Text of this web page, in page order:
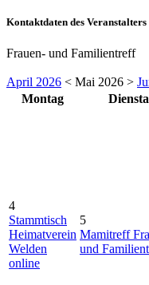
Kontaktdaten des Veranstalters
Frauen- und Familientreff
April 2026 < Mai 2026 >
Montag
4
Stammtisch
Heimatverein
Welden
online
5
Mamitreff
und